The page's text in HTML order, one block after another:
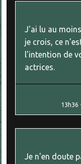
J'ai lu au
je crois, ce
l'intention de
actrices.
13h36
Je n'en doute